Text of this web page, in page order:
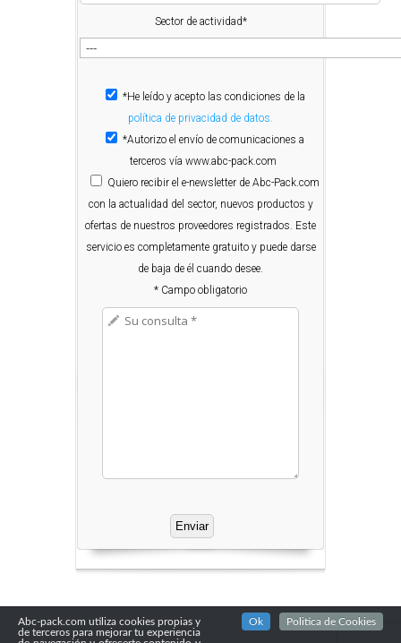
Sector de actividad*
*He leído y acepto las condiciones de la
política de privacidad de datos.
*Autorizo el envío de comunicaciones a
terceros vía www.abc-pack.com
Quiero recibir el e-newsletter de Abc-Pack.com
con la actualidad del sector, nuevos productos y
ofertas de nuestros proveedores registrados. Este
servicio es completamente gratuito y puede darse
de baja de él cuando desee.
* Campo obligatorio
Abc-pack.com utiliza cookies propias y
de terceros para mejorar tu experiencia
Ok Politica de Cookies